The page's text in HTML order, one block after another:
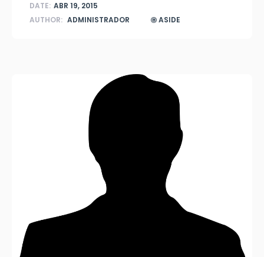
DATE: ABR 19, 2015
AUTHOR: ADMINISTRADOR ASIDE